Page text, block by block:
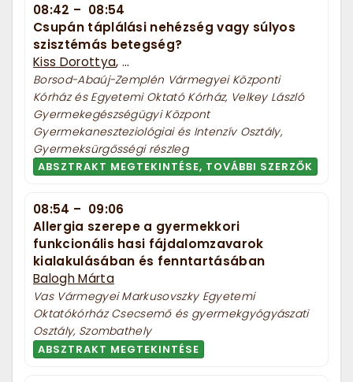
08:42 – 08:54
Csupán táplálási nehézség vagy súlyos
szisztémás betegség?
Kiss Dorottya, ...
Borsod-Abaúj-Zemplén Vármegyei Központi
Kórház és Egyetemi Oktató Kórház, Velkey László
Gyermekegészségügyi Központ
Gyermekaneszteziológiai és Intenzív Osztály,
Gyermeksürgősségi részleg
ABSZTRAKT MEGTEKINTÉSE, TOVÁBBI SZERZŐK
08:54 – 09:06
Allergia szerepe a gyermekkori
funkcionális hasi fájdalomzavarok
kialakulásában és fenntartásában
Balogh Márta
Vas Vármegyei Markusovszky Egyetemi
Oktatókórház Csecsemő és gyermekgyógyászati
Osztály, Szombathely
ABSZTRAKT MEGTEKINTÉSE